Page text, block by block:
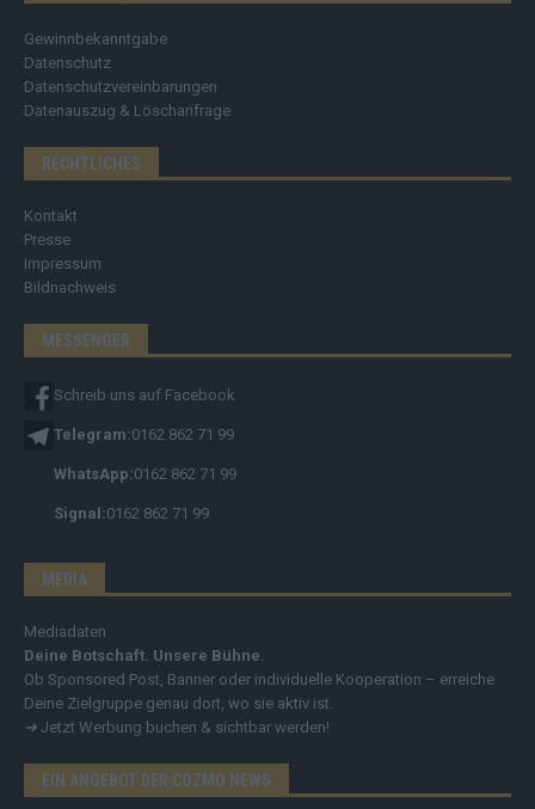
Gewinnbekanntgabe
Datenschutz
Datenschutzvereinbarungen
Datenauszug & Löschanfrage
RECHTLICHES
Kontakt
Presse
Impressum
Bildnachweis
MESSENGER
Schreib uns auf Facebook
Telegram:0162 862 71 99
WhatsApp:0162 862 71 99
Signal:0162 862 71 99
MEDIA
Mediadaten
Deine Botschaft. Unsere Bühne.
Ob Sponsored Post, Banner oder individuelle Kooperation – erreiche
Deine Zielgruppe genau dort, wo sie aktiv ist.
➔ Jetzt Werbung buchen & sichtbar werden!
EIN ANGEBOT DER COZMO NEWS